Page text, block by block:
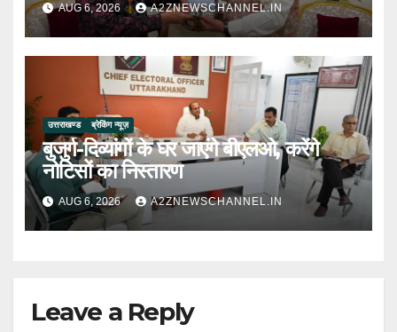
AUG 6, 2026 A2ZNEWSCHANNEL.IN
उत्तराखण्ड ब्रेकिंग न्यूज़
बुजुर्ग-दिव्यांगों के घर जाएंगे बीएलओ, करेंगे
नोटिसों का निस्तारण
AUG 6, 2026 A2ZNEWSCHANNEL.IN
Leave a Reply